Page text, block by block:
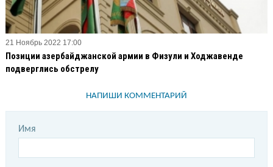
21 Ноябрь 2022 17:00
Позиции азербайджанской армии в Физули и Ходжавенде
подверглись обстрелу
НАПИШИ КОММЕНТАРИЙ
Имя